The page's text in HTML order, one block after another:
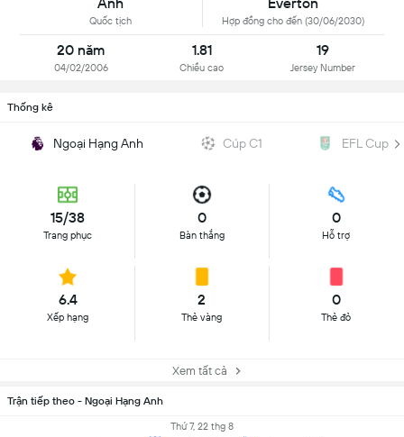
Quốc tịch Hợp đồng cho đến (30/06/2030)
20 năm
04/02/2006
1.81
Chiều cao
19
Jersey Number
Thống kê
Ngoại Hạng Anh Cúp C1 EFL Cup
15/38
Trang phục
0
Bàn thắng
0
Hỗ trợ
6.4
Xếp hạng
2
Thẻ vàng
0
Thẻ đỏ
Xem tất cả
Trận tiếp theo - Ngoại Hạng Anh
Thứ 7, 22 thg 8